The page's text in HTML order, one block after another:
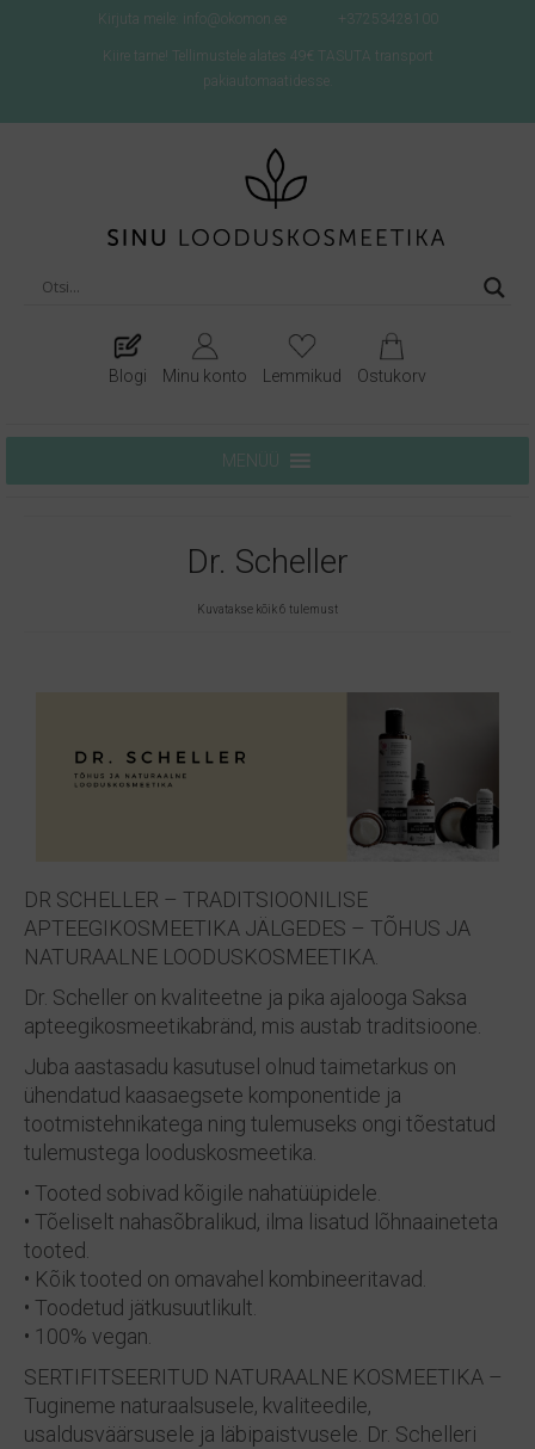
Kirjuta meile: info@okomon.ee +37253428100
Kiire tarne! Tellimustele alates 49€ TASUTA transport
pakiautomaatidesse.
Blogi Minu konto Lemmikud Ostukorv
MENÜÜ
Dr. Scheller
Kuvatakse kõik 6 tulemustSorteeritud
DR SCHELLER – TRADITSIOONILISE
APTEEGIKOSMEETIKA JÄLGEDES – TÕHUS JA
NATURAALNE LOODUSKOSMEETIKA.
Dr. Scheller on kvaliteetne ja pika ajalooga Saksa
apteegikosmeetikabränd, mis austab traditsioone.
Juba aastasadu kasutusel olnud taimetarkus on
ühendatud kaasaegsete komponentide ja
tootmistehnikatega ning tulemuseks ongi tõestatud
tulemustega looduskosmeetika.
• Tooted sobivad kõigile nahatüüpidele.
• Tõeliselt nahasõbralikud, ilma lisatud lõhnaaineteta
tooted.
• Kõik tooted on omavahel kombineeritavad.
• Toodetud jätkusuutlikult.
• 100% vegan.
SERTIFITSEERITUD NATURAALNE KOSMEETIKA –
Tugineme naturaalsusele, kvaliteedile,
usaldusväärsusele ja läbipaistvusele. Dr. Schelleri